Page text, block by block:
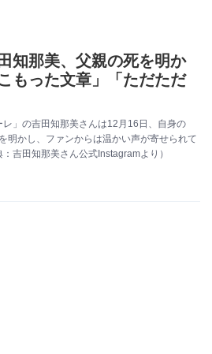
知那美、父親の死を明か
もった文章」「ただただ
」の吉田知那美さんは12月16日、自身の
明かし、ファンからは温かい声が寄せられて
吉田知那美さん公式Instagramより）